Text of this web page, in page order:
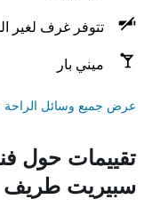
تتوفر غرف لغير
ميني بار
عرض جميع وسائل الراحة
تقييمات حول
سبيريت طريف